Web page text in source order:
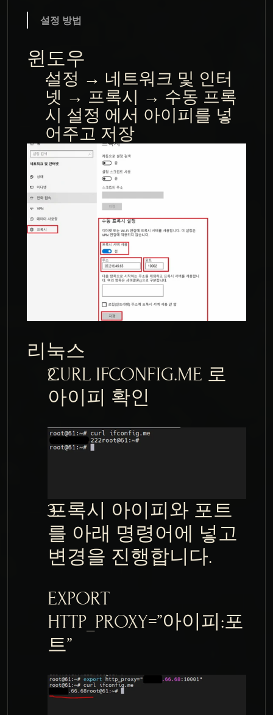
설정 방법
윈도우
설정 → 네트워크 및 인터
넷 → 프록시 → 수동 프록
시 설정 에서 아이피를 넣
어주고 저장
리눅스
CURL IFCONFIG.ME 로
아이피 확인
프록시 아이피와 포트
를 아래 명령어에 넣고
변경을 진행합니다.
EXPORT
HTTP_PROXY=”아이피:포
트”